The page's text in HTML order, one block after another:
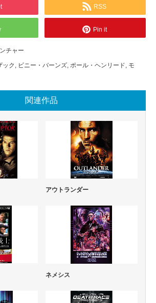
RSS
Pin it
チャー
ック ビニー・バーンズ ポール・ヘンリード モ
関連作品
アウトランダー
ネメシス